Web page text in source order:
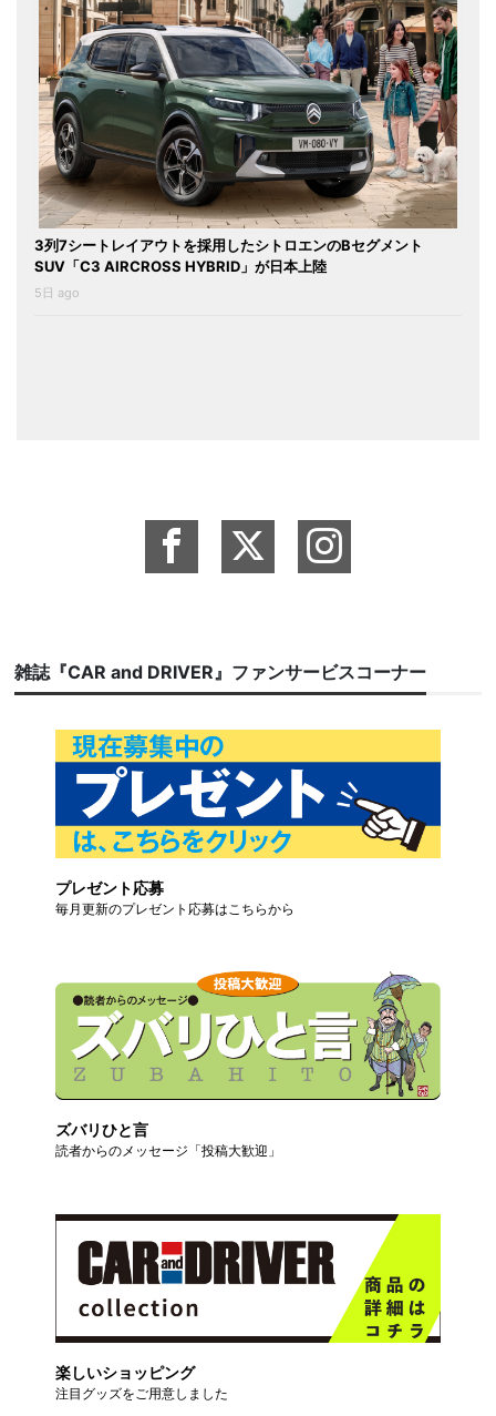
3列7シートレイアウトを採用したシトロエンのBセグメント
SUV「C3 AIRCROSS HYBRID」が日本上陸
5日 ago
雑誌『CAR and DRIVER』ファンサービスコーナー
プレゼント応募
毎月更新のプレゼント応募はこちらから
ズバリひと言
読者からのメッセージ「投稿大歓迎」
楽しいショッピング
注目グッズをご用意しました